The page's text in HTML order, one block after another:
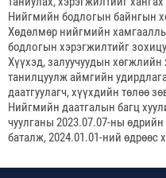
Нийгмийн бодлогын байнгын
Хөдөлмөр нийгмийн
бодлогын хэрэгжилтийг
Хүүхэд, залуучуудын
танилцуулж аймгийн
даатгуулагч, хүүхдийн төлөө
Нийгмийн даатгалын багц
чуулганы 2023.07.07-ны
баталж, 2024.01.01-ний өдрөөс